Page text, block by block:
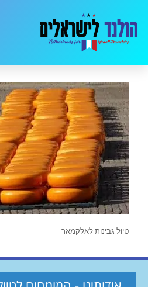
טיול גבינות לאלקמאר